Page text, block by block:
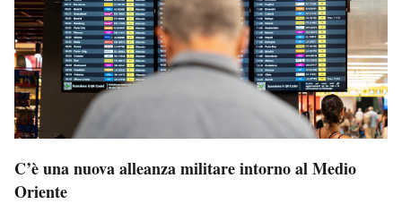
C’è una nuova alleanza militare intorno al Medio
Oriente